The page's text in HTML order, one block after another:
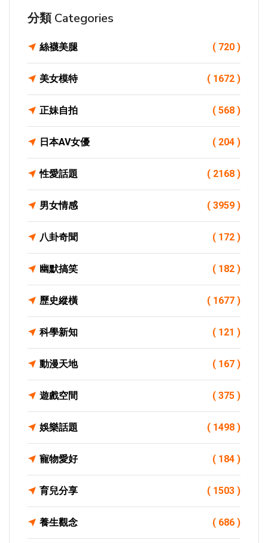
分類 Categories
絲襪美腿 ( 720 )
美女模特 ( 1672 )
正妹自拍 ( 568 )
日本AV女優 ( 204 )
性愛話題 ( 2168 )
男女情感 ( 3959 )
八卦奇聞 ( 172 )
幽默搞笑 ( 182 )
歷史縱橫 ( 1677 )
科學新知 ( 121 )
動漫天地 ( 167 )
遊戲空間 ( 375 )
娛樂話題 ( 1498 )
寵物愛好 ( 184 )
育兒分享 ( 1503 )
養生觀念 ( 686 )